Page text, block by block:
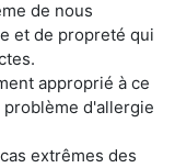
de nous
et de propreté qui
approprié à ce
d'allergie
extrêmes des